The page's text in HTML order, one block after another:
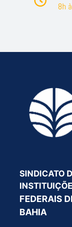
8h
SINDICATO
FEDERAIS
BAHIA